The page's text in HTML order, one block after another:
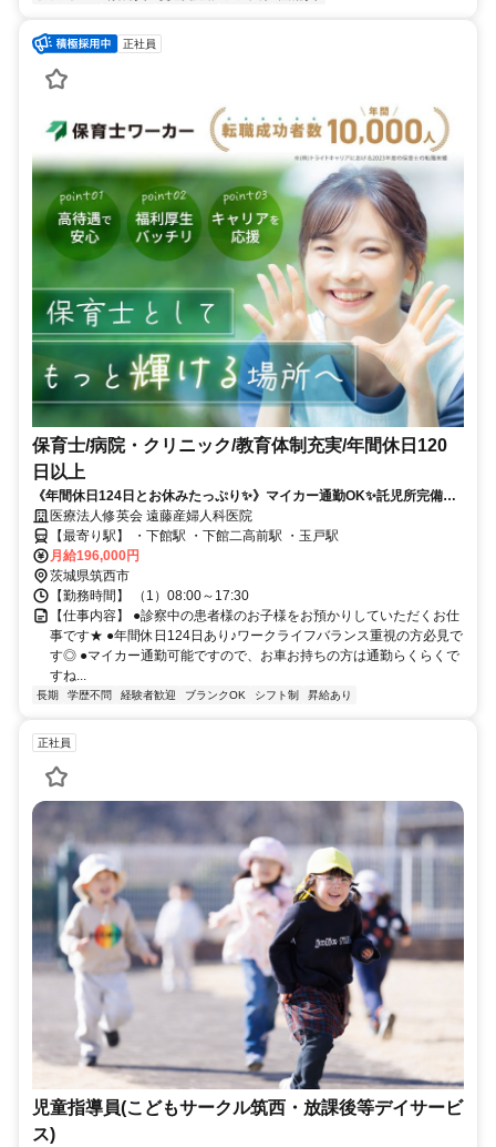
正社員
保育士/病院・クリニック/教育体制充実/年間休日120
日以上
《年間休日124日とお休みたっぷり✨》マイカー通勤OK✨託児所完備✨
休日手当あり✨更なるスキルアップを目指す方にも最適ですよ⭐
医療法人修英会 遠藤産婦人科医院
【最寄り駅】 ・下館駅 ・下館二高前駅 ・玉戸駅
月給196,000円
茨城県筑西市
【勤務時間】 （1）08:00～17:30
【仕事内容】 ●診察中の患者様のお子様をお預かりしていただくお仕
事です★ ●年間休日124日あり♪ワークライフバランス重視の方必見で
す◎ ●マイカー通勤可能ですので、お車お持ちの方は通勤らくらくで
すね...
長期 学歴不問 経験者歓迎 ブランクOK シフト制 昇給あり
正社員
児童指導員(こどもサークル筑西・放課後等デイサービ
ス)